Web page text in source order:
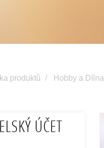
produktů Hobby a Dílna
ÚČET